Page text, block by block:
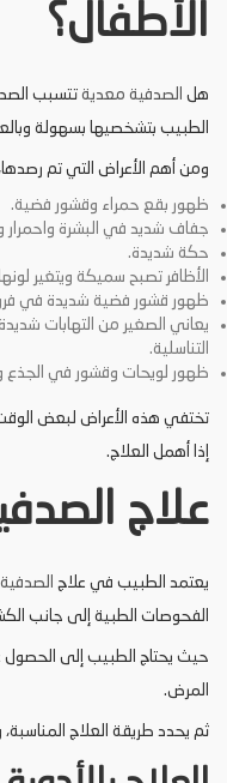
الأطفال؟
هل الصدفية معدية تتسبب
الطبيب بتشخصيها بسهولة
ومن أهم الأعراض التي تم
ظهور بقع حمراء وقشور فضية.
جفاف شديد في البشرة واحمرار
حكة شديدة.
الأظافر تصبح سميكة ويتغير
ظهور قشور فضية شديدة في
يعاني الصغير من التهابات
التناسلية.
ظهور لويحات وقشور في الجذع
تختفي هذه الأعراض لبعض
إذا أهمل العلاج.
علاج
يعتمد الطبيب في علاج الصدفية
الفحوصات الطبية إلى جانب
حيث يحتاج الطبيب إلى الحصول
المرض.
ثم يحدد طريقة العلاج